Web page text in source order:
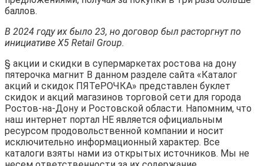
баллов.
В 2024 году их было 23, но договор был расторгнут по
инициативе X5 Retail Group.
§ акции и скидки в супермаркетах ростова на дону
пятерочка магнит В данном разделе сайта «Каталог
акций и скидок ПЯТеРОЧКА» представлен буклет
скидок и акций магазинов торговой сети для города
Ростов-на-Дону и Ростовской области. Напомним, что
наш интернет портал НЕ является официальным
ресурсом продовольственной компании и носит
исключительно информационный характер. Все
каталоги взяты нами из открытых источников. Мы не